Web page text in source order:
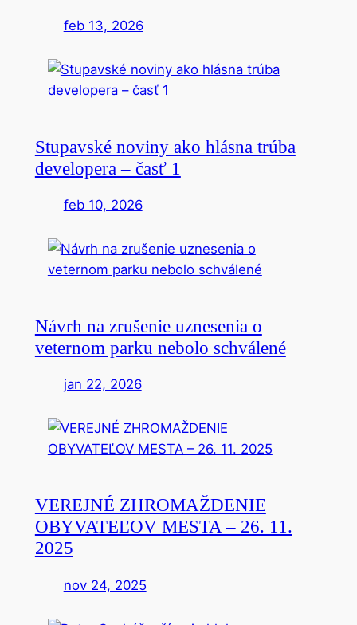
feb 13, 2026
Stupavské noviny ako hlásna trúba
developera – časť 1
feb 10, 2026
Návrh na zrušenie uznesenia o
veternom parku nebolo schválené
jan 22, 2026
VEREJNÉ ZHROMAŽDENIE
OBYVATEĽOV MESTA – 26. 11.
2025
nov 24, 2025